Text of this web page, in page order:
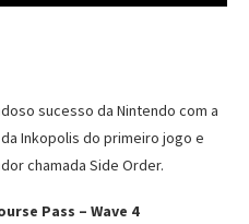
sucesso da Nintendo com a
Inkopolis do primeiro jogo e
chamada Side Order.
Pass – Wave 4